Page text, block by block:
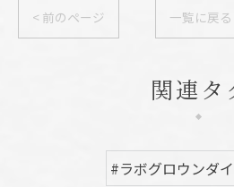
< 前のページ 一覧に戻る
関連タ
#ラボグロウンダ